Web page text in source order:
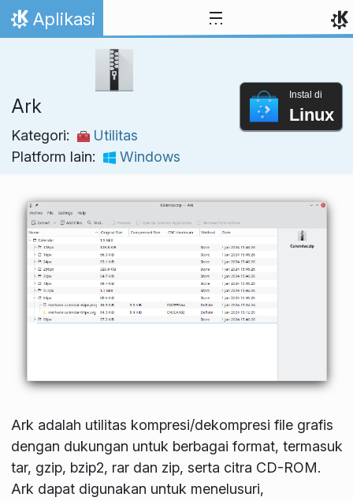
Lewati ke konten
Beranda
Aplikasi
Ark
Kategori:
Utilitas
Platform lain:
Windows
Instal di
Linux
Ark adalah utilitas kompresi/dekompresi file grafis
dengan dukungan untuk berbagai format, termasuk
tar, gzip, bzip2, rar dan zip, serta citra CD-ROM.
Ark dapat digunakan untuk menelusuri,